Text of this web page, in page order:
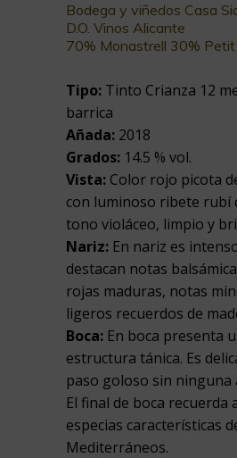
Bodega y viñedos Casa
D.O. Vinos Alicante
70% Monastrell 30%
Tipo: Tinto Crianza 12
barrica
Añada: 2018
Grados: 14.5 % vol.
Vista: Color rojo picota
con luminoso ribete rubí
tono violáceo, limpio y
Nariz: En nariz es
destacan notas
rojas maduras, notas
ligeros recuerdos de
Boca: En boca presenta
estructura tánica. Es
paso goloso sin ninguna
El final de boca recuerda
especias características
Mediterráneos.